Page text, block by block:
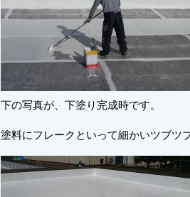
下の写真が、下塗り完成時です。
塗料にフレークといって細かいツブツ